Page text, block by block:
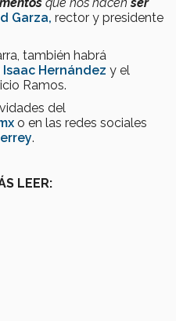
Garza, rector y presidente
también habrá
Hernández y el
Ramos.
del
o en las redes sociales
.
LEER: